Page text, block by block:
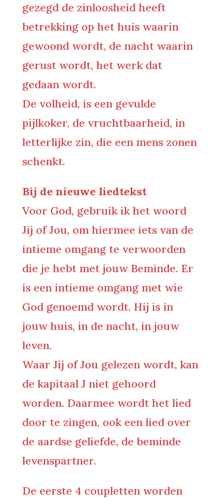
gezegd de zinloosheid heeft
betrekking op het huis waarin
gewoond wordt, de nacht waarin
gerust wordt, het werk dat
gedaan wordt.
De volheid, is een gevulde
pijlkoker, de vruchtbaarheid, in
letterlijke zin, die een mens zonen
schenkt.
Bij de nieuwe liedtekst
Voor God, gebruik ik het woord
Jij of Jou, om hiermee iets van de
intieme omgang te verwoorden
die je hebt met jouw Beminde. Er
is een intieme omgang met wie
God genoemd wordt. Hij is in
jouw huis, in de nacht, in jouw
leven.
Waar Jij of Jou gelezen wordt, kan
de kapitaal J niet gehoord
worden. Daarmee wordt het lied
door te zingen, ook een lied over
de aardse geliefde, de beminde
levenspartner.
De eerste 4 coupletten worden